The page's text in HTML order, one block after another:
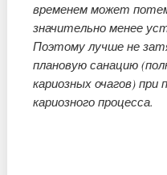
временем может
значительно менее
Поэтому лучше не
плановую санацию
кариозных очагов) при
кариозного процесса.